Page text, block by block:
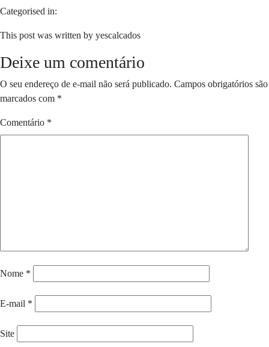
Categorised in:
This post was written by yescalcados
Deixe um comentário
O seu endereço de e-mail não será publicado. Campos obrigatórios são
marcados com *
Comentário *
Nome *
E-mail *
Site